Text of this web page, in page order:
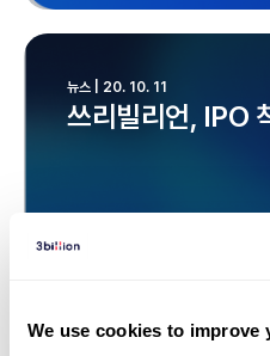
We use cookies to improve
쓰리빌리언, IPO
뉴스 | 20. 10. 11